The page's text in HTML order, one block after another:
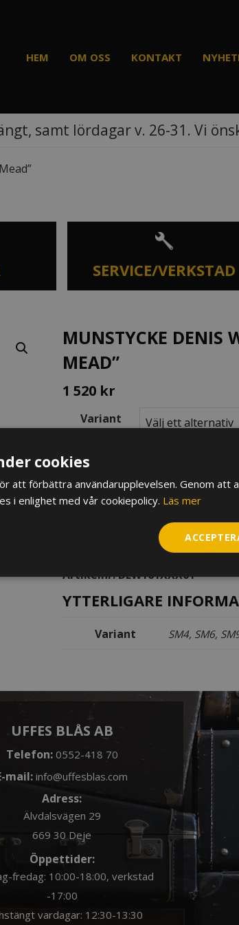
HEM OM OSS KONTAKT
samt lördagar v. 26-31. Vi
SERVICE/VERKSTAD
MUNSTYCKE DENIS
MEAD”
1 520 kr
Variant
Munstycke
Denis
Wick
BarytonLÄGG TILL I VARUKORG
YTTERLIGARE INFORMATION
Artikelnr:DEW161XXX01
YTTERLIGARE
Variant SM4, SM6,
UFFES BLÅS AB
Telefon: 0552-418 70
mail: info@uffesblas.com
Adress:
Älvdalsvägen 29
669 30 Deje
Öppettider:
fredag: 10:00-18:00, verkstad
-17:00
vardagar: 12:30-13:30
cookies
att förbättra användarupplevelsen. Genom att
i enlighet med vår cookiepolicy. Läs mer